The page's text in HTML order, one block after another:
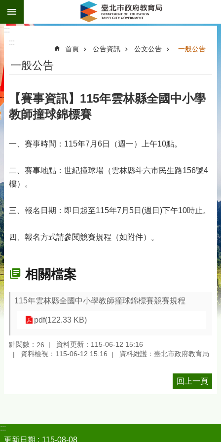
跳到主要內容區塊
:::
:::
首頁 公告資訊 公文公告 一般公告
一般公告
【賽事資訊】115年雲林縣全國中小學
教師撞球錦標賽
一、賽事時間：115年7月6日（週一）上午10點。
二、賽事地點：世紀撞球場（雲林縣斗六市民生路156號4
樓）。
三、報名日期：即日起至115年7月5日(週日)下午10時止。
四、報名方式請參閱競賽規程（如附件）。
相關檔案
115年雲林縣全國中小學教師撞球錦標賽競賽規程
pdf(122.33 KB)
點閱數： 26
資料更新：115-06-12 15:16
資料檢視：115-06-12 15:16
資料維護：臺北市政府教育局
回上一頁
:::
更新日期
115-08-08